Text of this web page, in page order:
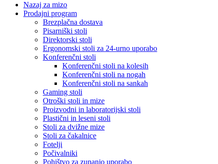
Nazaj za mizo
Prodajni program
Brezplačna dostava
Pisarniški stoli
Direktorski stoli
Ergonomski stoli za 24-urno uporabo
Konferenčni stoli
Konferenčni stoli na kolesih
Konferenčni stoli na nogah
Konferenčni stoli na sankah
Gaming stoli
Otroški stoli in mize
Proizvodni in laboratorijski stoli
Plastični in leseni stoli
Stoli za dvižne mize
Stoli za čakalnice
Fotelji
Počivalniki
Pohištvo za zunanjo uporabo